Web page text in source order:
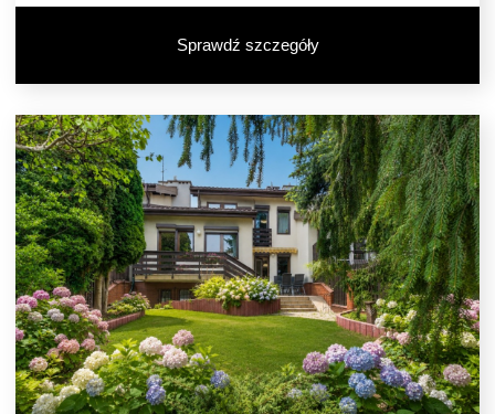
Sprawdź szczegóły